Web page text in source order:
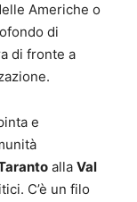
Americhe o
di
di fronte a
e
alla Val
C’è un filo